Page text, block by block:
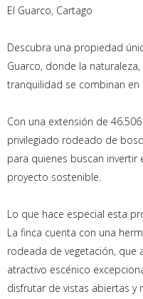
El Guarco, Cartago
Descubra una propiedad
Guarco, donde la
tranquilidad se combinan en
Con una extensión de
privilegiado rodeado de
para quienes buscan
proyecto sostenible.
Lo que hace especial esta
La finca cuenta con una
rodeada de vegetación, que
atractivo escénico
disfrutar de vistas abiertas y